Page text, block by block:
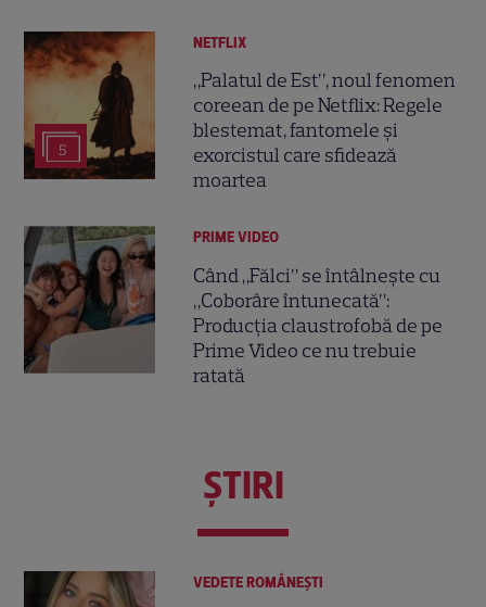
5
NETFLIX
„Palatul de Est”, noul fenomen
coreean de pe Netflix: Regele
blestemat, fantomele și
exorcistul care sfidează
moartea
PRIME VIDEO
Când „Fălci” se întâlnește cu
„Coborâre întunecată”:
Producția claustrofobă de pe
Prime Video ce nu trebuie
ratată
ŞTIRI
VEDETE ROMÂNEŞTI